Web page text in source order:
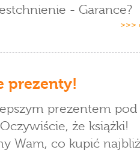
- Garance?
>>>
prezenty!
prezentem pod
że książki!
Wam, co kupić